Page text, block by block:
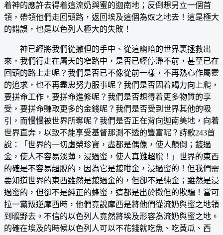
着神的應許去得着這流奶與蜜的迦南地；反倒想另立一個首
領，帶領他們走回頭路，返回埃及這個為奴之地去！這是極大
的錯誤，也是以色列人極大的失敗！
神已經將我們從撒但的手中、從這幽暗的世界裏拯救出
來，我們行走在屬天的窄路中，是否已經停滯不前，甚至已在
回頭的路上走呢？我們是否已不像從前一樣，不再熱心作屬靈
的追求，也不再盡忠努力服事呢？我們是否因着竭力向上爬，
要拼命工作，要拼命進修呢？我們是否想得着更多物質的享
受，要拼命賺取更多的金錢呢？我們是否受到世界其他的吸
引，而慢慢被世界所奪呢？我們是否正在背向迦南美地，向着
世界直奔，以致不能享受基督那測不透的豐富呢？詩歌243首
說：「世界的一切虛榮珍寶，盡都是偶像，使人顛倒；鍍過
金，使人不容易淡薄，浸過蜜，使人真難超脫！」世界的東西
的確是不容易超脫的，因為它是鍍咁金，浸過蜜的！但我們需
要知道世界的東西雖然是鍍過金的，但卻不是純金；雖然是浸
過蜜的，但卻不是純正的蜂蜜，這都是出於撒但的欺騙！當可
拉一黨叛逆摩西時，他們竟說摩西是將他們從流奶與蜜之地領
到曠野去。不信的以色列人竟然將埃及形容為流奶與蜜之地。
的確在埃及的時候以色列人可以不花錢就吃魚、吃黃瓜、西